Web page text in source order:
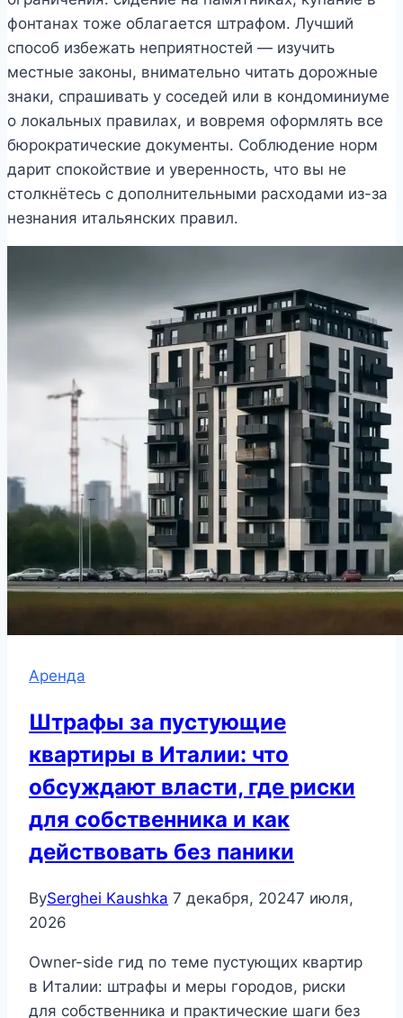
фонтанах тоже облагается штрафом. Лучший
способ избежать неприятностей — изучить
местные законы, внимательно читать дорожные
знаки, спрашивать у соседей или в кондоминиуме
о локальных правилах, и вовремя оформлять все
бюрократические документы. Соблюдение норм
дарит спокойствие и уверенность, что вы не
столкнётесь с дополнительными расходами из-за
незнания итальянских правил.
Аренда
Штрафы за пустующие
квартиры в Италии: что
обсуждают власти, где риски
для собственника и как
действовать без паники
BySerghei Kaushka 7 декабря, 20247 июля,
2026
Owner-side гид по теме пустующих квартир
в Италии: штрафы и меры городов, риски
для собственника и практические шаги без